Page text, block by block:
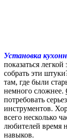
Установка
показаться
собрать эти
там, где были
немного сложнее.
потребовать
инструментов.
всего несколько
любителей время
навыков.